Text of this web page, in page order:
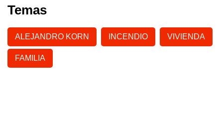
Temas
ALEJANDRO KORN INCENDIO VIVIENDA
FAMILIA